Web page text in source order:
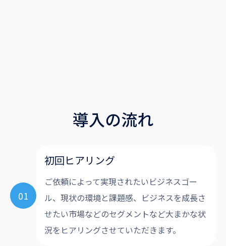
導入の流れ
01
初回ヒアリング
ご依頼によって実現されたいビジネスゴー
ル、現状の環境と課題感、ビジネスを成長さ
せたい市場などのセグメントなど大まかな状
況をヒアリングさせていただきます。